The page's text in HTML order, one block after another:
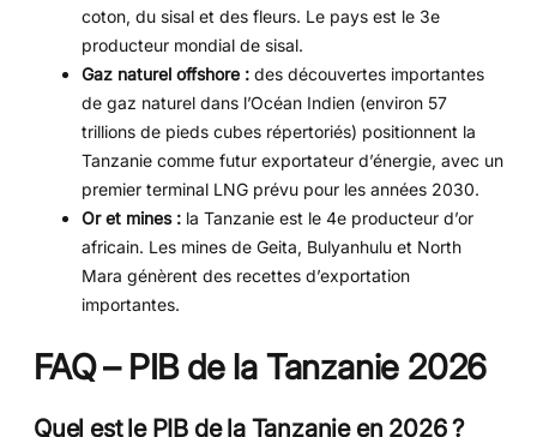
coton, du sisal et des fleurs. Le pays est le 3e
producteur mondial de sisal.
Gaz naturel offshore : des découvertes importantes
de gaz naturel dans l’Océan Indien (environ 57
trillions de pieds cubes répertoriés) positionnent la
Tanzanie comme futur exportateur d’énergie, avec un
premier terminal LNG prévu pour les années 2030.
Or et mines : la Tanzanie est le 4e producteur d’or
africain. Les mines de Geita, Bulyanhulu et North
Mara génèrent des recettes d’exportation
importantes.
FAQ – PIB de la Tanzanie 2026
Quel est le PIB de la Tanzanie en 2026 ?